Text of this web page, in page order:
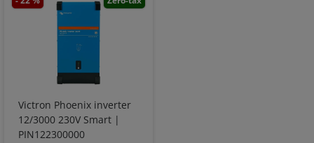
Victron Phoenix inverter
12/3000 230V Smart |
PIN122300000